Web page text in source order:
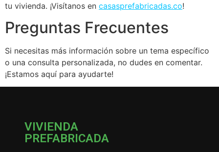
tu vivienda. ¡Visítanos en casasprefabricadas.co!
Preguntas Frecuentes
Si necesitas más información sobre un tema específico
o una consulta personalizada, no dudes en comentar.
¡Estamos aquí para ayudarte!
VIVIENDA
PREFABRICADA